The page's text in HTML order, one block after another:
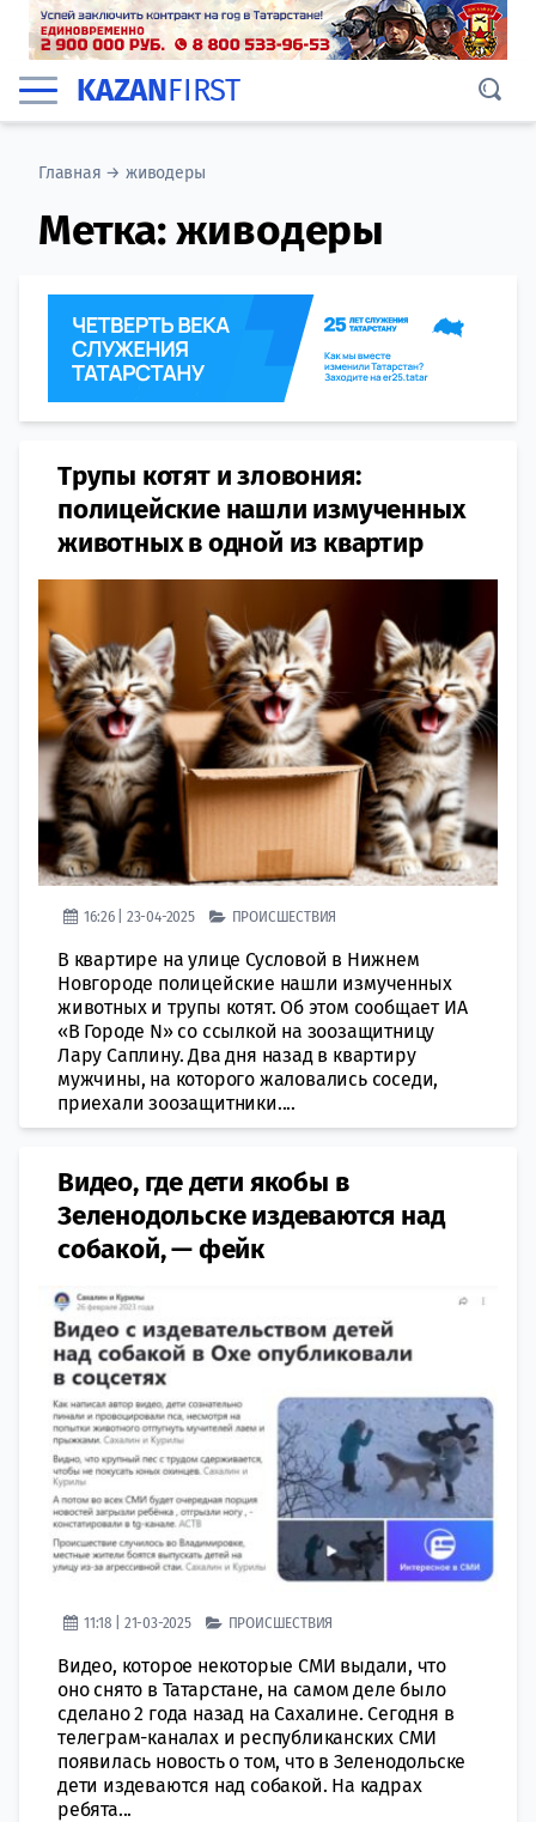
KAZANFIRST
Главная →живодеры
Метка:живодеры
Трупы котят и зловония:
полицейские нашли измученных
животных в одной из квартир
16:26 | 23-04-2025 ПРОИСШЕСТВИЯ
В квартире на улице Сусловой в Нижнем
Новгороде полицейские нашли измученных
животных и трупы котят. Об этом сообщает ИА
«В Городе N» со ссылкой на зоозащитницу
Лару Саплину. Два дня назад в квартиру
мужчины, на которого жаловались соседи,
приехали зоозащитники....
Видео, где дети якобы в
Зеленодольске издеваются над
собакой, — фейк
11:18 | 21-03-2025 ПРОИСШЕСТВИЯ
Видео, которое некоторые СМИ выдали, что
оно снято в Татарстане, на самом деле было
сделано 2 года назад на Сахалине. Сегодня в
телеграм-каналах и республиканских СМИ
появилась новость о том, что в Зеленодольске
дети издеваются над собакой. На кадрах
ребята...